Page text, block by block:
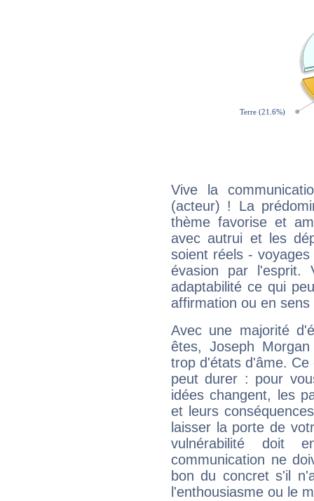
Vive la
(acteur) ! La
thème favorise et
avec autrui et les
soient réels -
évasion par l'esprit.
adaptabilité ce qui
affirmation ou en
Avec une majorité
êtes, Joseph
trop d'états d'âme.
peut durer : pour
idées changent, les
et leurs
laisser la porte de
vulnérabilité doit
communication ne
bon du concret s'il
l'enthousiasme ou le